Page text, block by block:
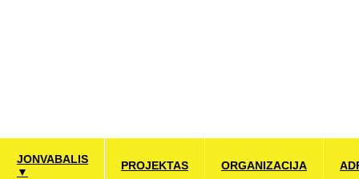
JONVABALIS
▼
PROJEKTAS ORGANIZACIJA